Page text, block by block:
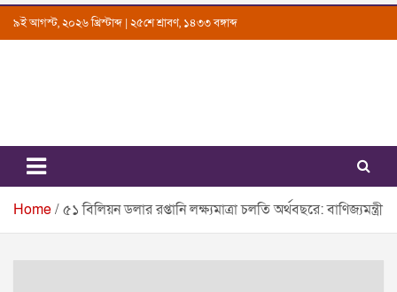
Skip৯ই আগস্ট, ২০২৬ খ্রিস্টাব্দ | ২৫শে শ্রাবণ, ১৪৩৩ বঙ্গাব্দ
Uttarkantho
News Portal
Home ৫১ বিলিয়ন ডলার রপ্তানি লক্ষ্যমাত্রা চলতি অর্থবছরে: বাণিজ্যমন্ত্রী